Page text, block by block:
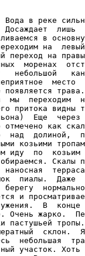
в реке
лишь
в
на
переход на
моренах
небольшой
место
мы  переходим
притока видны
Еще  через
как
над  долиной,
козьими
иду  по  козьим
Скалы
наносная
пиалы.  Даже
берегу
и
В  конце
Очень жарко.
пастушьей
склон.
небольшая
участок.